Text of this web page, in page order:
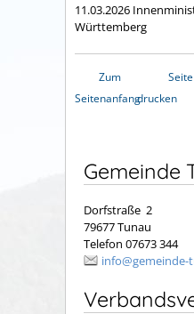
11.03.2026
Württemberg
Zum
Seitenanfang
Seite
drucken
Gemeinde
Dorfstraße 2
79677 Tunau
Telefon 07673 344
info@gemeinde-